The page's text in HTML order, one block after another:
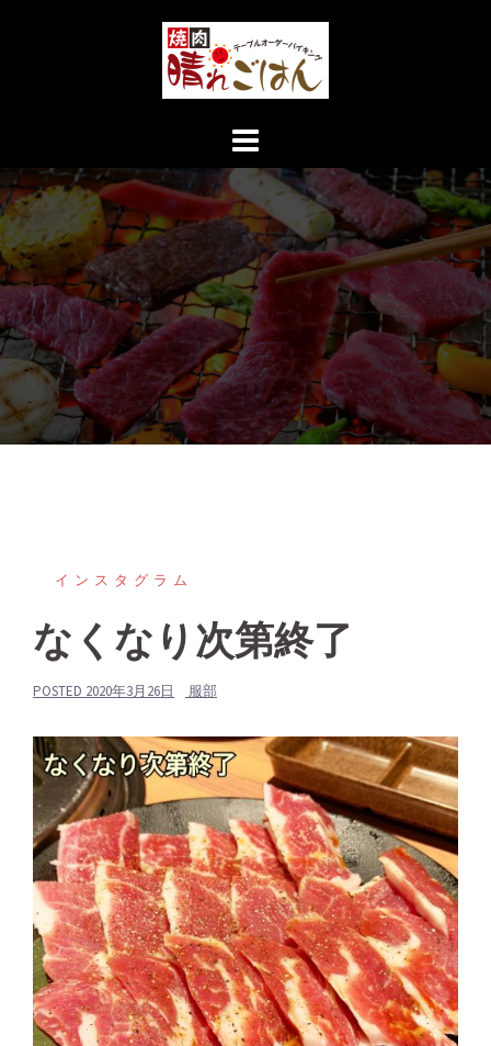
ス
キ
ッ
プ
インスタグラム
なくなり次第終了
POSTED 2020年3月26日 服部